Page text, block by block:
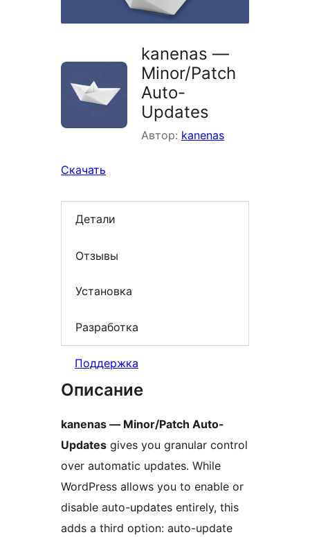
kanenas —
Minor/Patch
Auto-
Updates
Автор: kanenas
Скачать
Детали
Отзывы
Установка
Разработка
Поддержка
Описание
kanenas — Minor/Patch Auto-
Updates gives you granular control
over automatic updates. While
WordPress allows you to enable or
disable auto-updates entirely, this
adds a third option: auto-update